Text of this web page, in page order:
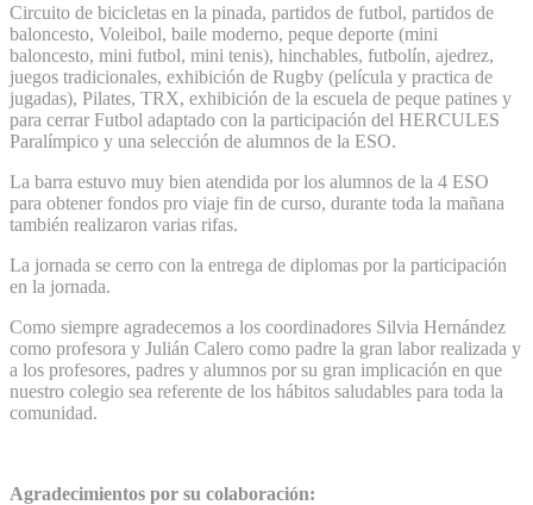
Circuito de bicicletas en la pinada, partidos de futbol, partidos de
baloncesto, Voleibol, baile moderno, peque deporte (mini
baloncesto, mini futbol, mini tenis), hinchables, futbolín, ajedrez,
juegos tradicionales, exhibición de Rugby (película y practica de
jugadas), Pilates, TRX, exhibición de la escuela de peque patines y
para cerrar Futbol adaptado con la participación del HERCULES
Paralímpico y una selección de alumnos de la ESO.
La barra estuvo muy bien atendida por los alumnos de la 4 ESO
para obtener fondos pro viaje fin de curso, durante toda la mañana
también realizaron varias rifas.
La jornada se cerro con la entrega de diplomas por la participación
en la jornada.
Como siempre agradecemos a los coordinadores Silvia Hernández
como profesora y Julián Calero como padre la gran labor realizada y
a los profesores, padres y alumnos por su gran implicación en que
nuestro colegio sea referente de los hábitos saludables para toda la
comunidad.
Agradecimientos por su colaboración: